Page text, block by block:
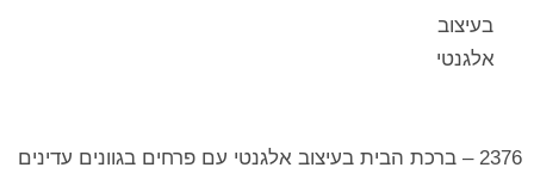
2376 – ברכת הבית בעיצוב אלגנטי עם פרחים בגוונים עדינים